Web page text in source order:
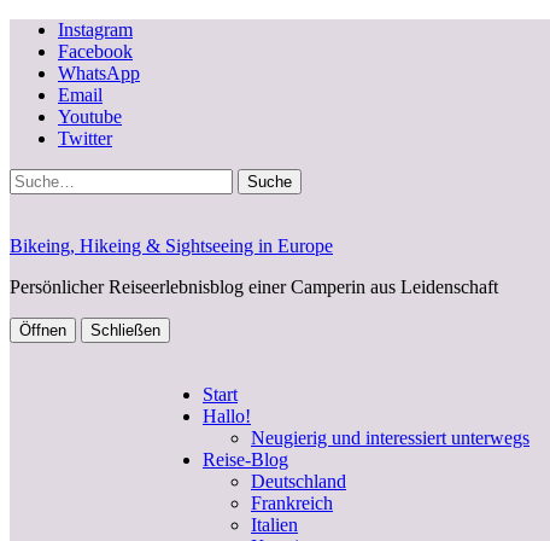
Instagram
Facebook
WhatsApp
Email
Youtube
Twitter
Suche
Bikeing, Hikeing & Sightseeing in Europe
Persönlicher Reiseerlebnisblog einer Camperin aus Leidenschaft
Öffnen Schließen
Start
Hallo!
Neugierig und interessiert unterwegs
Reise-Blog
Deutschland
Frankreich
Italien